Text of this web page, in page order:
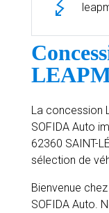
La concession
SOFIDA Auto
62360 SAINT-
sélection de
Bienvenue
SOFIDA Auto.